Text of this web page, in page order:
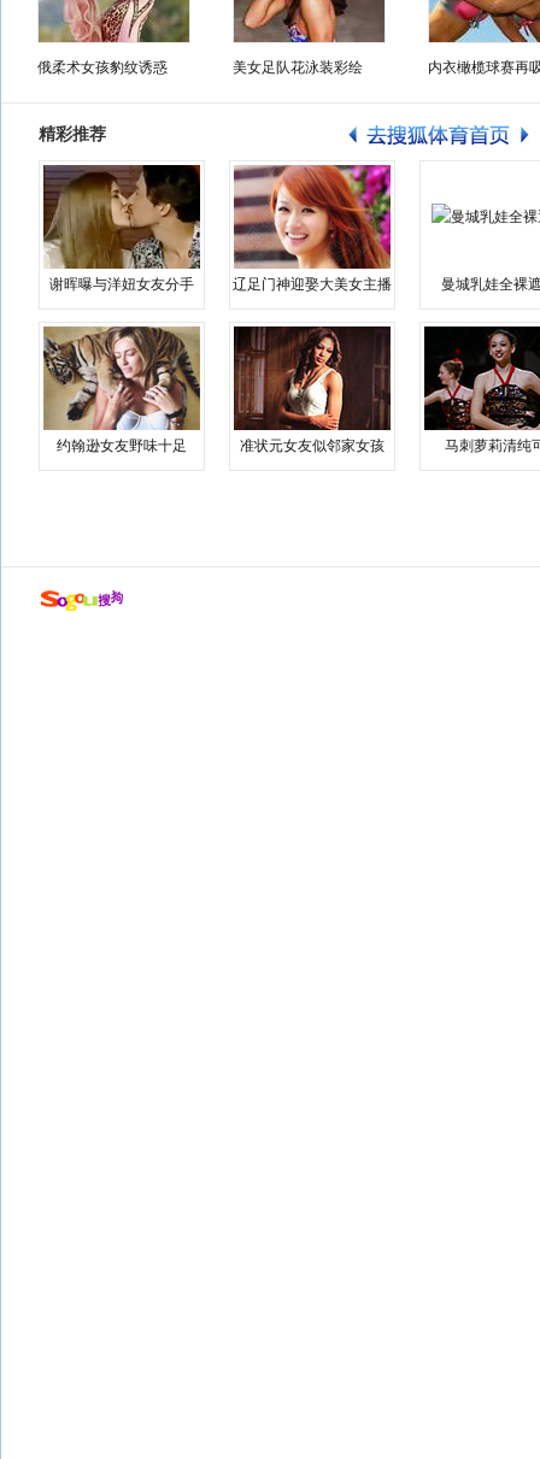
俄柔术女孩豹纹诱惑 美女足队花泳装彩绘 内衣橄榄球赛再
精彩推荐
谢晖曝与洋妞女友分手 辽足门神迎娶大美女主播 曼城乳娃全裸
约翰逊女友野味十足 准状元女友似邻家女孩 马刺萝莉清纯